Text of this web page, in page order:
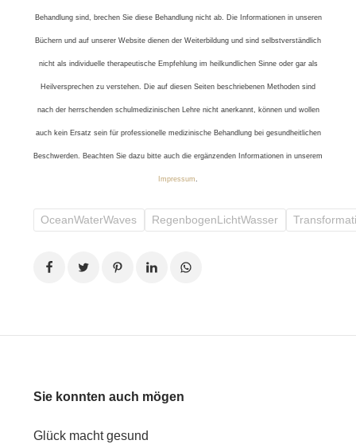
Behandlung sind, brechen Sie diese Behandlung nicht ab. Die Informationen in unseren
Büchern und auf unserer Website dienen der Weiterbildung und sind selbstverständlich
nicht als individuelle therapeutische Empfehlung im heilkundlichen Sinne oder gar als
Heilversprechen zu verstehen. Die auf diesen Seiten beschriebenen Methoden sind
nach der herrschenden schulmedizinischen Lehre nicht anerkannt, können und wollen
auch kein Ersatz sein für professionelle medizinische Behandlung bei gesundheitlichen
Beschwerden. Beachten Sie dazu bitte auch die ergänzenden Informationen in unserem
Impressum.
OceanWaterWaves RegenbogenLichtWasser
Sie konnten auch mögen
Glück macht gesund